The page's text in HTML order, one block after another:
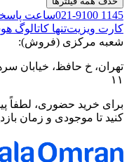
021-9100 1145ساعت
کارت ویزیتتنها کاتالوگ
شعبه مرکزی (فروش):
تهران، خ حافظ، خیابان
۱۱
برای خرید حضوری، لطفاً
کنید تا موجودی و زمان